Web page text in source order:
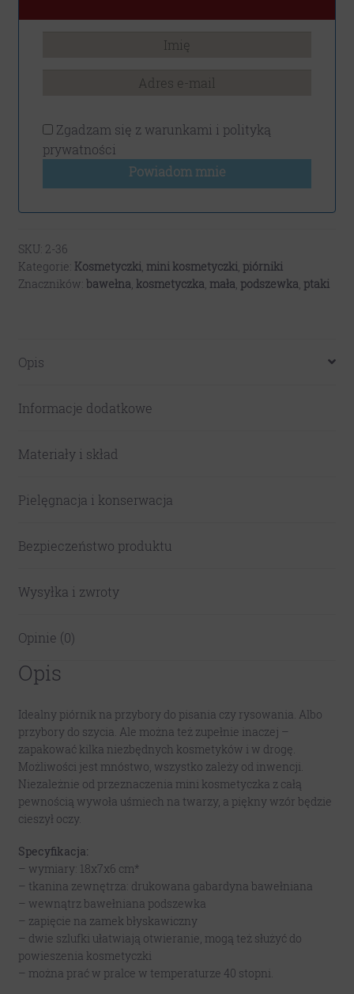
Zgadzam się z warunkami i polityką
prywatności
Powiadom mnie
SKU: 2-36
Kategorie: Kosmetyczki mini kosmetyczki piórniki
Znaczników: bawełna kosmetyczka mała podszewka ptaki
Opis
Informacje dodatkowe
Materiały i skład
Pielęgnacja i konserwacja
Bezpieczeństwo produktu
Wysyłka i zwroty
Opinie (0)
Opis
Idealny piórnik na przybory do pisania czy rysowania. Albo
przybory do szycia. Ale można też zupełnie inaczej –
zapakować kilka niezbędnych kosmetyków i w drogę.
Możliwości jest mnóstwo, wszystko zależy od inwencji.
Niezależnie od przeznaczenia mini kosmetyczka z całą
pewnością wywoła uśmiech na twarzy, a piękny wzór będzie
cieszył oczy.
Specyfikacja:
– wymiary: 18x7x6 cm*
– tkanina zewnętrza: drukowana gabardyna bawełniana
– wewnątrz bawełniana podszewka
– zapięcie na zamek błyskawiczny
– dwie szlufki ułatwiają otwieranie, mogą też służyć do
powieszenia kosmetyczki
– można prać w pralce w temperaturze 40 stopni.